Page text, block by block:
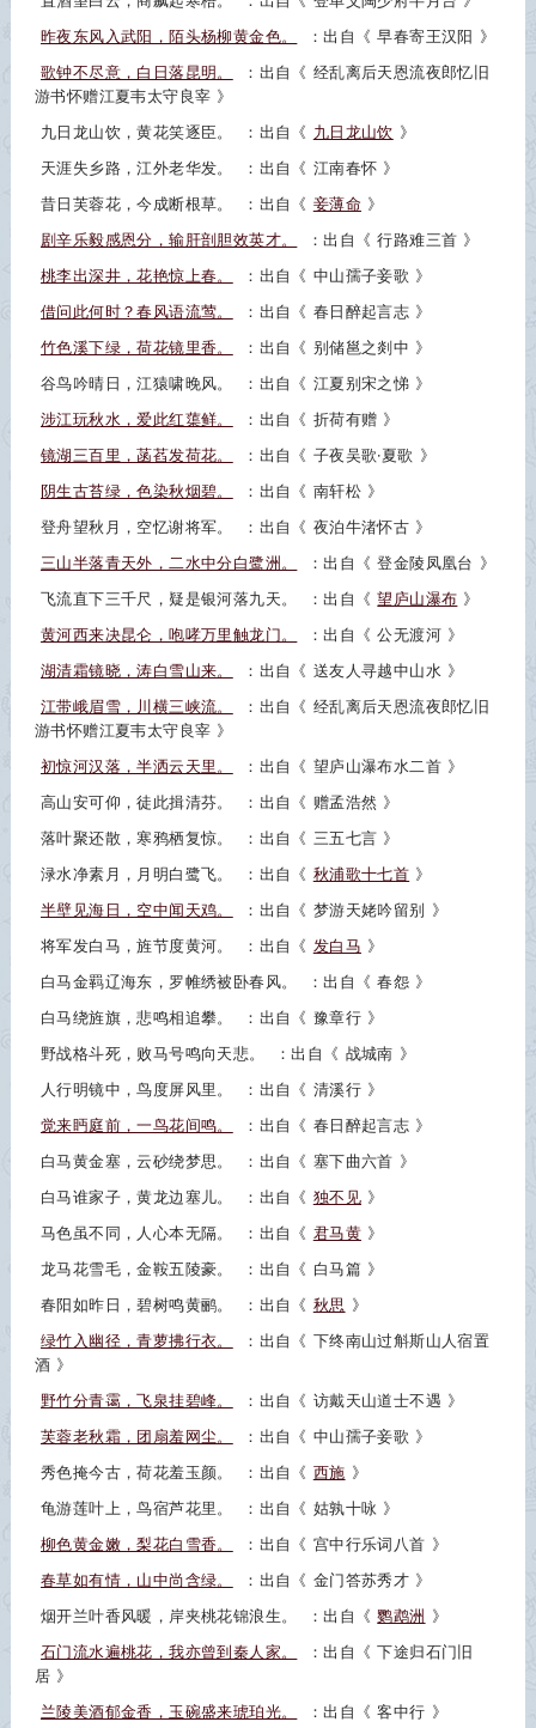
昨夜东风入武阳，陌头杨柳黄金色。
：出自《 早春寄王汉阳 》
歌钟不尽意，白日落昆明。
：出自《 经乱离后天恩流夜郎忆旧
游书怀赠江夏韦太守良宰 》
九日龙山饮，黄花笑逐臣。
：出自《 九日龙山饮 》
天涯失乡路，江外老华发。
：出自《 江南春怀 》
昔日芙蓉花，今成断根草。
：出自《 妾薄命 》
剧辛乐毅感恩分，输肝剖胆效英才。
：出自《 行路难三首 》
桃李出深井，花艳惊上春。
：出自《 中山孺子妾歌 》
借问此何时？春风语流莺。
：出自《 春日醉起言志 》
竹色溪下绿，荷花镜里香。
：出自《 别储邕之剡中 》
谷鸟吟晴日，江猿啸晚风。
：出自《 江夏别宋之悌 》
涉江玩秋水，爱此红蕖鲜。
：出自《 折荷有赠 》
镜湖三百里，菡萏发荷花。
：出自《 子夜吴歌·夏歌 》
阴生古苔绿，色染秋烟碧。
：出自《 南轩松 》
登舟望秋月，空忆谢将军。
：出自《 夜泊牛渚怀古 》
三山半落青天外，二水中分白鹭洲。
：出自《 登金陵凤凰台 》
飞流直下三千尺，疑是银河落九天。
：出自《 望庐山瀑布 》
黄河西来决昆仑，咆哮万里触龙门。
：出自《 公无渡河 》
湖清霜镜晓，涛白雪山来。
：出自《 送友人寻越中山水 》
江带峨眉雪，川横三峡流。
：出自《 经乱离后天恩流夜郎忆旧
游书怀赠江夏韦太守良宰 》
初惊河汉落，半洒云天里。
：出自《 望庐山瀑布水二首 》
高山安可仰，徒此揖清芬。
：出自《 赠孟浩然 》
落叶聚还散，寒鸦栖复惊。
：出自《 三五七言 》
渌水净素月，月明白鹭飞。
：出自《 秋浦歌十七首 》
半壁见海日，空中闻天鸡。
：出自《 梦游天姥吟留别 》
将军发白马，旌节度黄河。
：出自《 发白马 》
白马金羁辽海东，罗帷绣被卧春风。
：出自《 春怨 》
白马绕旌旗，悲鸣相追攀。
：出自《 豫章行 》
野战格斗死，败马号鸣向天悲。
：出自《 战城南 》
人行明镜中，鸟度屏风里。
：出自《 清溪行 》
觉来眄庭前，一鸟花间鸣。
：出自《 春日醉起言志 》
白马黄金塞，云砂绕梦思。
：出自《 塞下曲六首 》
白马谁家子，黄龙边塞儿。
：出自《 独不见 》
马色虽不同，人心本无隔。
：出自《 君马黄 》
龙马花雪毛，金鞍五陵豪。
：出自《 白马篇 》
春阳如昨日，碧树鸣黄鹂。
：出自《 秋思 》
绿竹入幽径，青萝拂行衣。
：出自《 下终南山过斛斯山人宿置
酒 》
野竹分青霭，飞泉挂碧峰。
：出自《 访戴天山道士不遇 》
芙蓉老秋霜，团扇羞网尘。
：出自《 中山孺子妾歌 》
秀色掩今古，荷花羞玉颜。
：出自《 西施 》
龟游莲叶上，鸟宿芦花里。
：出自《 姑孰十咏 》
柳色黄金嫩，梨花白雪香。
：出自《 宫中行乐词八首 》
春草如有情，山中尚含绿。
：出自《 金门答苏秀才 》
烟开兰叶香风暖，岸夹桃花锦浪生。
：出自《 鹦鹉洲 》
石门流水遍桃花，我亦曾到秦人家。
：出自《 下途归石门旧
居 》
兰陵美酒郁金香，玉碗盛来琥珀光。
：出自《 客中行 》